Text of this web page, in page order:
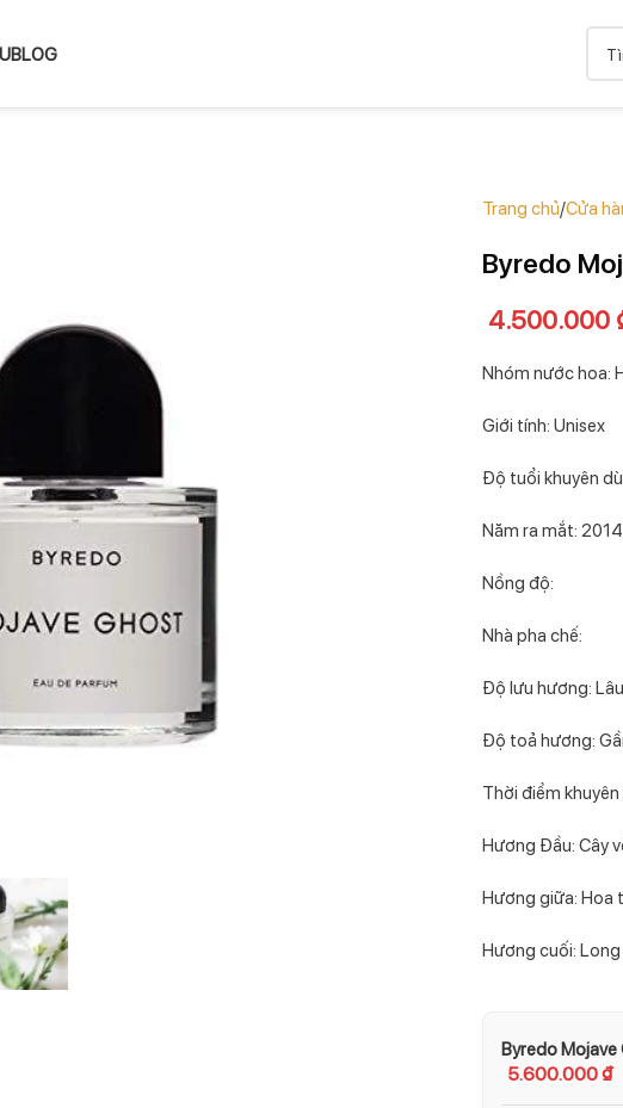
BLOG
Trang chủ Cửa
Byredo
4.500.000
Nhóm nước hoa:
Giới tính: Unisex
Độ tuổi khuyên
Năm ra mắt: 2014
Nồng độ:
Nhà pha chế:
Độ lưu hương:
Độ toả hương:
Thời điểm
Hương Đầu: Cây
Hương giữa: Hoa
Hương cuối:
Byredo
5.600.000₫